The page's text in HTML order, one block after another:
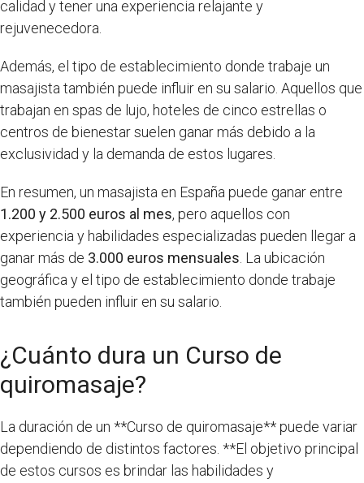
calidad y tener una experiencia relajante y
rejuvenecedora.
Además, el tipo de establecimiento donde trabaje un
masajista también puede influir en su salario. Aquellos que
trabajan en spas de lujo, hoteles de cinco estrellas o
centros de bienestar suelen ganar más debido a la
exclusividad y la demanda de estos lugares.
En resumen, un masajista en España puede ganar entre
1.200 y 2.500 euros al mes, pero aquellos con
experiencia y habilidades especializadas pueden llegar a
ganar más de 3.000 euros mensuales . La ubicación
geográfica y el tipo de establecimiento donde trabaje
también pueden influir en su salario.
¿Cuánto dura un Curso de
quiromasaje?
La duración de un **Curso de quiromasaje** puede variar
dependiendo de distintos factores. **El objetivo principal
de estos cursos es brindar las habilidades y